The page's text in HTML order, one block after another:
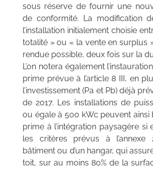
sous réserve de fournir une
de conformité. La modification
l’installation initialement choisie
totalité » ou « la vente en surplus
rendue possible, deux fois sur la
L’on notera également
prime prévue à l’article 8 III, en
l’investissement (Pa et Pb) déjà
de 2017. Les installations de
ou égale à 500 kWc peuvent ainsi
prime à l’intégration paysagère si
les critères prévus à l’annexe
bâtiment ou d’un hangar, qui
toit, sur au moins 80% de la